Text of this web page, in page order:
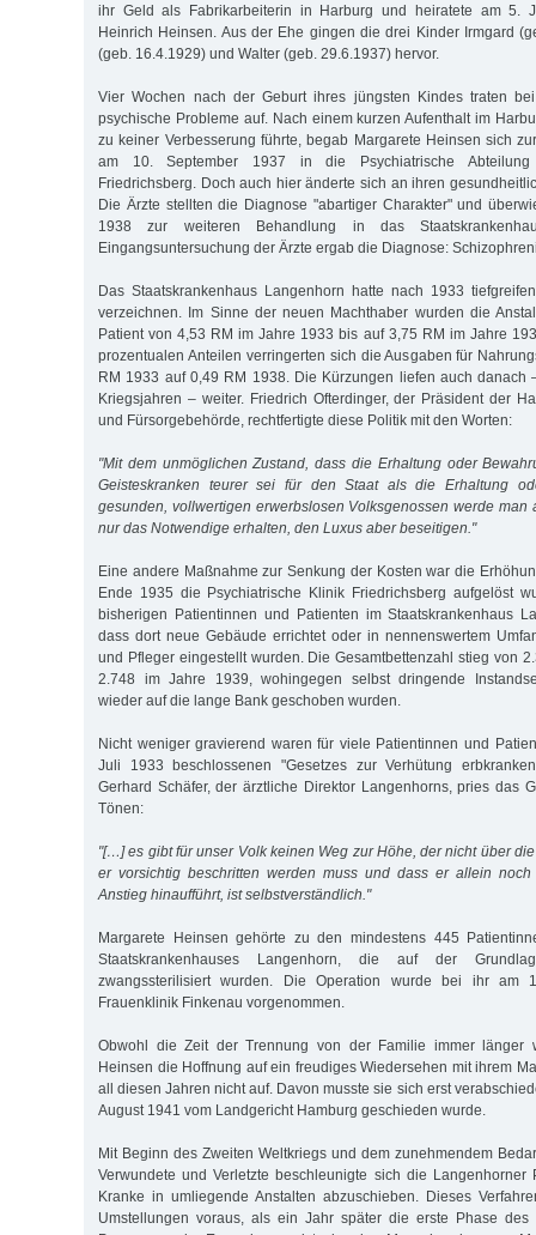
ihr Geld als Fabrikarbeiterin in Harburg und heiratete am 5.
Heinrich Heinsen. Aus der Ehe gingen die drei Kinder Irmgard
(geb. 16.4.1929) und Walter (geb. 29.6.1937) hervor.
Vier Wochen nach der Geburt ihres jüngsten Kindes traten
psychische Probleme auf. Nach einem kurzen Aufenthalt im
zu keiner Verbesserung führte, begab Margarete Heinsen sich
am 10. September 1937 in die Psychiatrische Abteilung
Friedrichsberg. Doch auch hier änderte sich an ihren
Die Ärzte stellten die Diagnose "abartiger Charakter" und
1938 zur weiteren Behandlung in das
Eingangsuntersuchung der Ärzte ergab die Diagnose:
Das Staatskrankenhaus Langenhorn hatte nach 1933
verzeichnen. Im Sinne der neuen Machthaber wurden die
Patient von 4,53 RM im Jahre 1933 bis auf 3,75 RM im Jahre
prozentualen Anteilen verringerten sich die Ausgaben für
RM 1933 auf 0,49 RM 1938. Die Kürzungen liefen auch danach
Kriegsjahren – weiter. Friedrich Ofterdinger, der Präsident der
und Fürsorgebehörde, rechtfertigte diese Politik mit den Worten:
"Mit dem unmöglichen Zustand, dass die Erhaltung oder
Geisteskranken teurer sei für den Staat als die Erhaltung
gesunden, vollwertigen erwerbslosen Volksgenossen werde man
nur das Notwendige erhalten, den Luxus aber beseitigen."
Eine andere Maßnahme zur Senkung der Kosten war die
Ende 1935 die Psychiatrische Klinik Friedrichsberg aufgelöst
bisherigen Patientinnen und Patienten im Staatskrankenhaus
dass dort neue Gebäude errichtet oder in nennenswertem
und Pfleger eingestellt wurden. Die Gesamtbettenzahl stieg von
2.748 im Jahre 1939, wohingegen selbst dringende
wieder auf die lange Bank geschoben wurden.
Nicht weniger gravierend waren für viele Patientinnen und
Juli 1933 beschlossenen "Gesetzes zur Verhütung
Gerhard Schäfer, der ärztliche Direktor Langenhorns, pries das
Tönen:
"[…] es gibt für unser Volk keinen Weg zur Höhe, der nicht über
er vorsichtig beschritten werden muss und dass er allein
Anstieg hinaufführt, ist selbstverständlich."
Margarete Heinsen gehörte zu den mindestens 445
Staatskrankenhauses Langenhorn, die auf der
zwangssterilisiert wurden. Die Operation wurde bei ihr
Frauenklinik Finkenau vorgenommen.
Obwohl die Zeit der Trennung von der Familie immer länger
Heinsen die Hoffnung auf ein freudiges Wiedersehen mit ihrem
all diesen Jahren nicht auf. Davon musste sie sich erst
August 1941 vom Landgericht Hamburg geschieden wurde.
Mit Beginn des Zweiten Weltkriegs und dem zunehmendem
Verwundete und Verletzte beschleunigte sich die Langenhorner
Kranke in umliegende Anstalten abzuschieben. Dieses
Umstellungen voraus, als ein Jahr später die erste Phase des